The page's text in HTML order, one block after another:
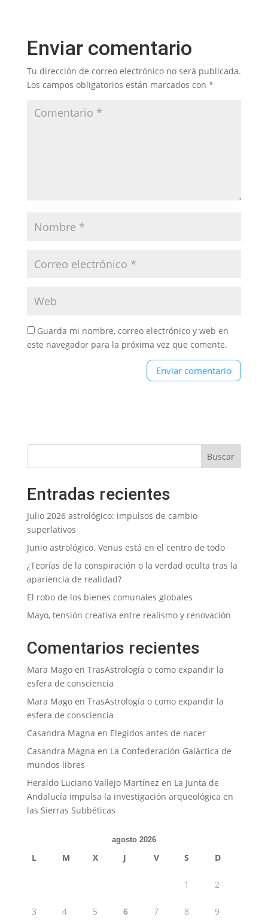
Enviar comentario
Tu dirección de correo electrónico no será publicada.
Los campos obligatorios están marcados con *
Guarda mi nombre, correo electrónico y web en
este navegador para la próxima vez que comente.
Entradas recientes
Julio 2026 astrológico: impulsos de cambio
superlativos
Junio astrológico. Venus está en el centro de todo
¿Teorías de la conspiración o la verdad oculta tras la
apariencia de realidad?
El robo de los bienes comunales globales
Mayo, tensión creativa entre realismo y renovación
Comentarios recientes
Mara Magoen TrasAstrología o como expandir la
esfera de consciencia
Mara Magoen TrasAstrología o como expandir la
esfera de consciencia
Casandra Magna en Elegidos antes de nacer
Casandra Magna en La Confederación Galáctica de
mundos libres
Heraldo Luciano Vallejo Martínez en La Junta de
Andalucía impulsa la investigación arqueológica en
las Sierras Subbéticas
agosto 2026
L M X J V S D
1 2
3 4 5 6 7 8 9